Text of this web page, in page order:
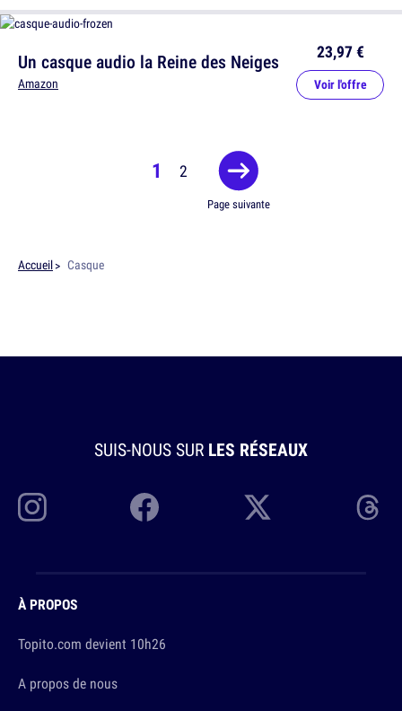
Un casque audio la Reine des Neiges
Amazon
23,97 €
Voir l'offre
1 2
Page suivante
Accueil Casque
SUIS-NOUS SUR LES RÉSEAUX
À PROPOS
Topito.com devient 10h26
A propos de nous